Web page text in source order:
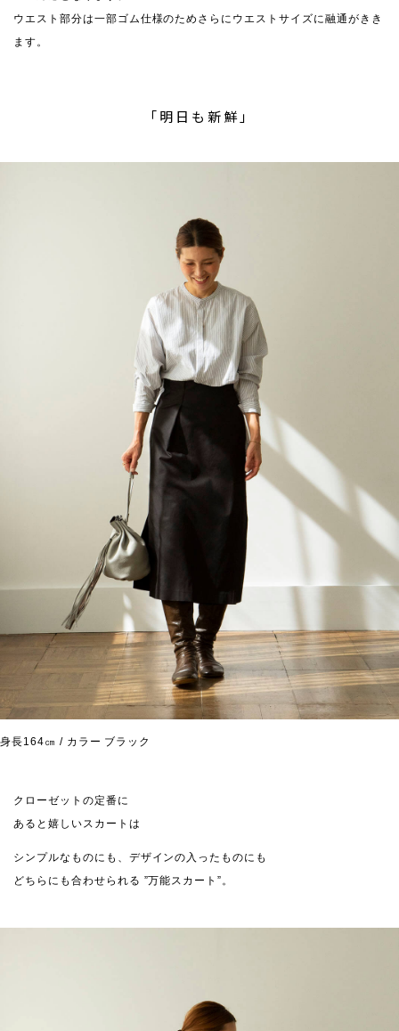
ウエスト部分は一部ゴム仕様のためさらにウエストサイズに融通がきき
ます。
「明日も新鮮」
身長164㎝ / カラー ブラック
クローゼットの定番に
あると嬉しいスカートは
シンプルなものにも、デザインの入ったものにも
どちらにも合わせられる ”万能スカート”。